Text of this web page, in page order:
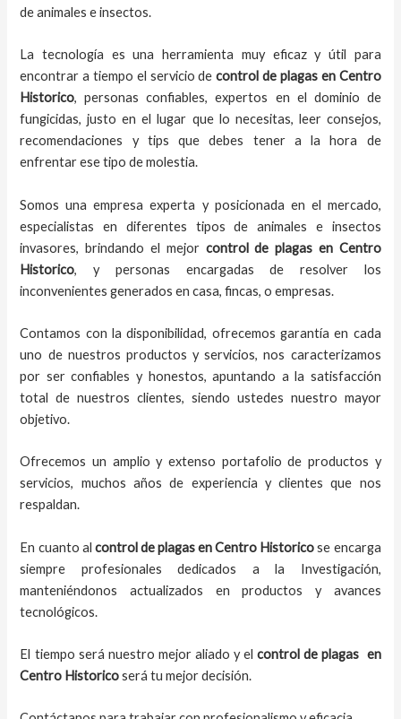
de animales e insectos.
La tecnología es una herramienta muy eficaz y útil para
encontrar a tiempo el servicio decontrol de plagasen Centro
Historico, personas confiables, expertos en el dominio de
fungicidas, justo en el lugar que lo necesitas, leer consejos,
recomendaciones y tips que debes tener a la hora de
enfrentar ese tipo de molestia.
Somos una empresa experta y posicionada en el mercado,
especialistas en diferentes tipos de animales e insectos
invasores, brindando el mejor control de plagas en Centro
Historico, y personas encargadas de resolver los
inconvenientes generados en casa, fincas, o empresas.
Contamos con la disponibilidad, ofrecemos garantía en cada
uno de nuestros productos y servicios, nos caracterizamos
por ser confiables y honestos, apuntando a la satisfacción
total de nuestros clientes, siendo ustedes nuestro mayor
objetivo.
Ofrecemos un amplio y extenso portafolio de productos y
servicios, muchos años de experiencia y clientes que nos
respaldan.
En cuanto al control de plagasen Centro Historicose encarga
siempre profesionales dedicados a la Investigación,
manteniéndonos actualizados en productos y avances
tecnológicos.
El tiempo será nuestro mejor aliado y elcontrol de plagas en
Centro Historicoserá tu mejor decisión.